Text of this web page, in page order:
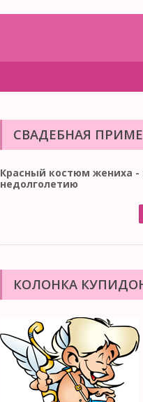
СВАДЕБНАЯ
Красный костюм жениха -
недолголетию
КОЛОНКА